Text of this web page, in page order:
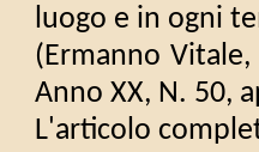
luogo e in ogni
(Ermanno
Anno XX, N. 50,
L'articolo